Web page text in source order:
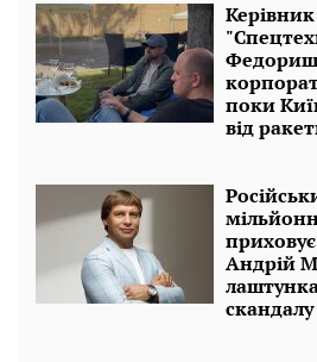
Керівник
поки
від
Андрій
скандалу